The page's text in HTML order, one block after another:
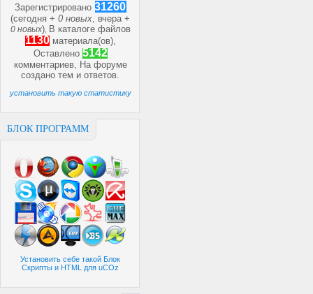
Зарегистрировано 31260
(сегодня +0 новых, вчера +
0 новых) В каталоге файлов
1130 материала(ов),
Оставлено 5142
комментариев, На форуме
созданотем иответов.
установить такую статистику
БЛОК ПРОГРАММ
Установить себе такой Блок
Скрипты и HTML для uCOz